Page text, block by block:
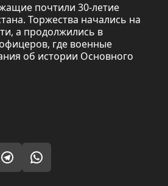
почтили 30-летие
Торжества начались на
а продолжились в
где военные
об истории Основного